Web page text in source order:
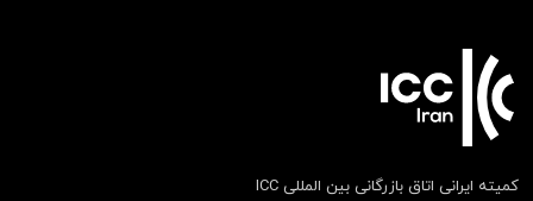
کمیته ایرانی اتاق بازرگانی بین المللی ICC